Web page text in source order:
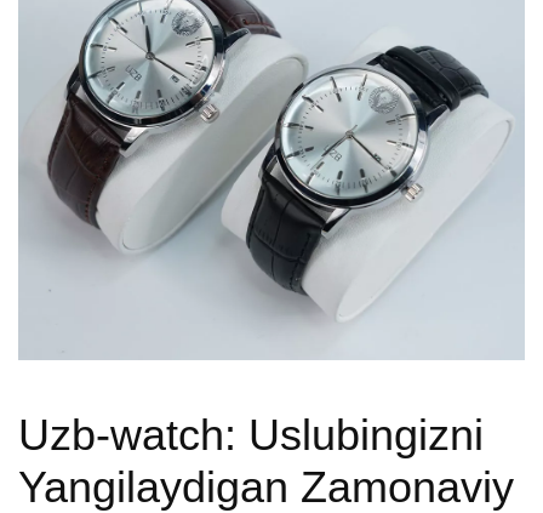
Uzb-watch: Uslubingizni
Yangilaydigan Zamonaviy